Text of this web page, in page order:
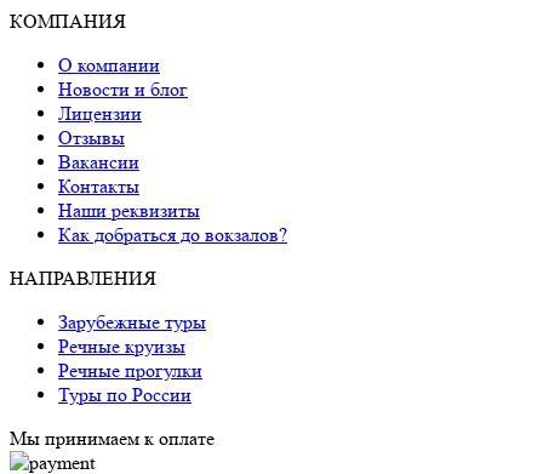
КОМПАНИЯ
О компании
Новости и блог
Лицензии
Отзывы
Вакансии
Контакты
Наши реквизиты
Как добраться до вокзалов?
НАПРАВЛЕНИЯ
Зарубежные туры
Речные круизы
Речные прогулки
Туры по России
Мы принимаем к оплате